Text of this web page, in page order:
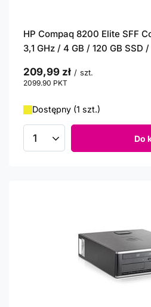
HP Compaq 8200 Elite SFF
3,1 GHz / 4 GB / 120 GB SSD
209,99 zł / szt.
2099.90 PKT
Dostępny (1 szt.)
Ilość produktów Do